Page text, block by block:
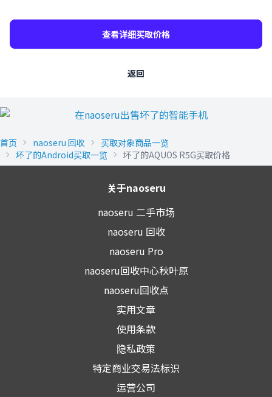
查看详细买取价格
返回
首页 naoseru 回收
买取对象商品一览
坏了的Android买取一览
坏了的AQUOS R5G买取价格
关于naoseru
naoseru 二手市场
naoseru 回收
naoseru Pro
naoseru回收中心秋叶原
naoseru回收点
实用文章
使用条款
隐私政策
特定商业交易法标识
运营公司